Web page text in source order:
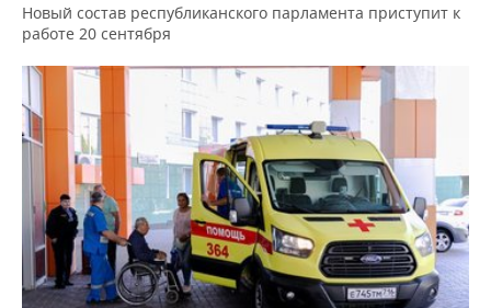
Новый состав республиканского парламента приступит к
работе 20 сентября